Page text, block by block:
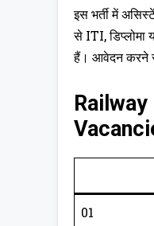
इस भर्ती में
से ITI, डिप्लोमा
हैं। आवेदन करने से
01